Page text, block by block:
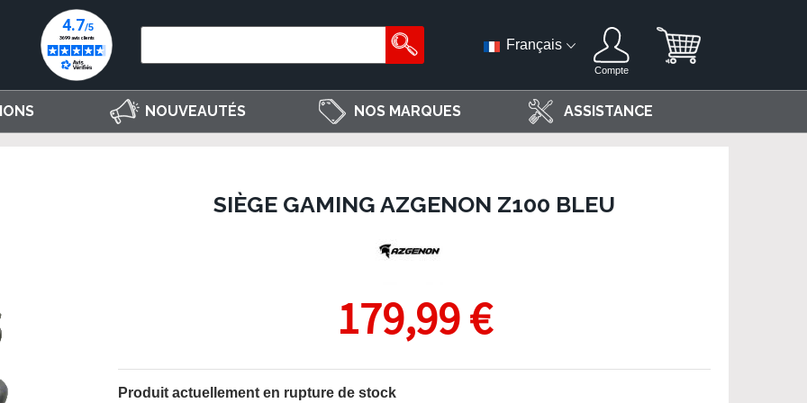
Français
Compte
NOUVEAUTÉS NOS MARQUES ASSISTANCE
SIÈGE GAMING AZGENON Z100 BLEU
179,99 €
Produit actuellement en rupture de stock